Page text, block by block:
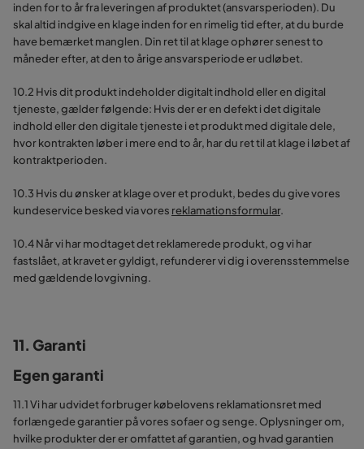
inden for to år fra leveringen af produktet (ansvarsperioden). Du
skal altid indgive en klage inden for en rimelig tid efter, at du burde
have bemærket manglen. Din ret til at klage ophører senest to
måneder efter, at den to årige ansvarsperiode er udløbet.
10.2 Hvis dit produkt indeholder digitalt indhold eller en digital
tjeneste, gælder følgende: Hvis der er en defekt i det digitale
indhold eller den digitale tjeneste i et produkt med digitale dele,
hvor kontrakten løber i mere end to år, har du ret til at klage i løbet af
kontraktperioden.
10.3 Hvis du ønsker at klage over et produkt, bedes du give vores
kundeservice besked via vores reklamationsformular.
10.4 Når vi har modtaget det reklamerede produkt, og vi har
fastslået, at kravet er gyldigt, refunderer vi dig i overensstemmelse
med gældende lovgivning.
11. Garanti
Egen garanti
11.1 Vi har udvidet forbruger købelovens reklamationsret med
forlængede garantier på vores sofaer og senge. Oplysninger om,
hvilke produkter der er omfattet af garantien, og hvad garantien